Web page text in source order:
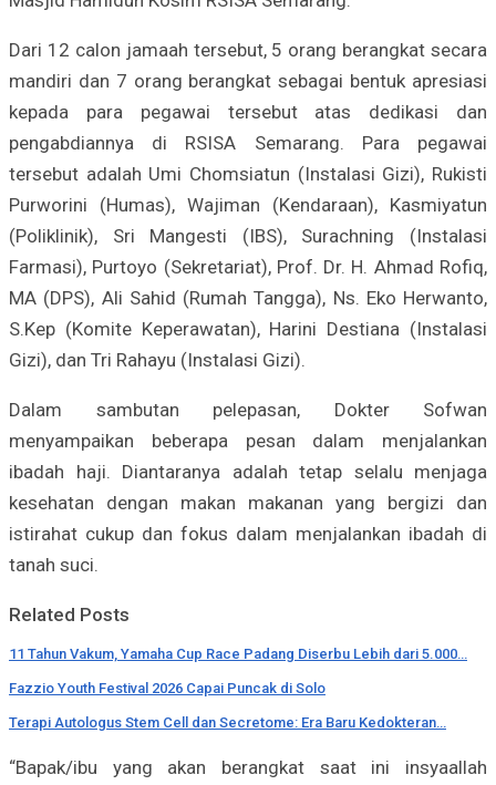
Dari 12 calon jamaah tersebut, 5 orang berangkat secara
mandiri dan 7 orang berangkat sebagai bentuk apresiasi
kepada para pegawai tersebut atas dedikasi dan
pengabdiannya di RSISA Semarang. Para pegawai
tersebut adalah Umi Chomsiatun (Instalasi Gizi), Rukisti
Purworini (Humas), Wajiman (Kendaraan), Kasmiyatun
(Poliklinik), Sri Mangesti (IBS), Surachning (Instalasi
Farmasi), Purtoyo (Sekretariat), Prof. Dr. H. Ahmad Rofiq,
MA (DPS), Ali Sahid (Rumah Tangga), Ns. Eko Herwanto,
S.Kep (Komite Keperawatan), Harini Destiana (Instalasi
Gizi), dan Tri Rahayu (Instalasi Gizi).
Dalam sambutan pelepasan, Dokter Sofwan
menyampaikan beberapa pesan dalam menjalankan
ibadah haji. Diantaranya adalah tetap selalu menjaga
kesehatan dengan makan makanan yang bergizi dan
istirahat cukup dan fokus dalam menjalankan ibadah di
tanah suci.
Related Posts
11 Tahun Vakum, Yamaha Cup Race Padang Diserbu Lebih dari 5.000…
Fazzio Youth Festival 2026 Capai Puncak di Solo
Terapi Autologus Stem Cell dan Secretome: Era Baru Kedokteran…
“Bapak/ibu yang akan berangkat saat ini insyaallah